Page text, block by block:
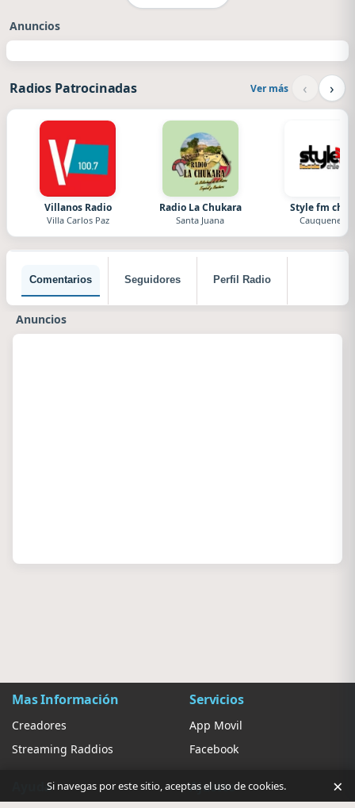
Anuncios
Radios Patrocinadas Ver más ‹ ›
Villanos Radio
Villa Carlos Paz
Radio La Chukara
Santa Juana
Style fm chile
Cauquenes
Comentarios Seguidores Perfil Radio
Anuncios
Mas Información
Creadores
Streaming Raddios
Servicios
App Movil
Facebook
Ayuda Ajustes
Si navegas por este sitio, aceptas el uso de cookies. ×